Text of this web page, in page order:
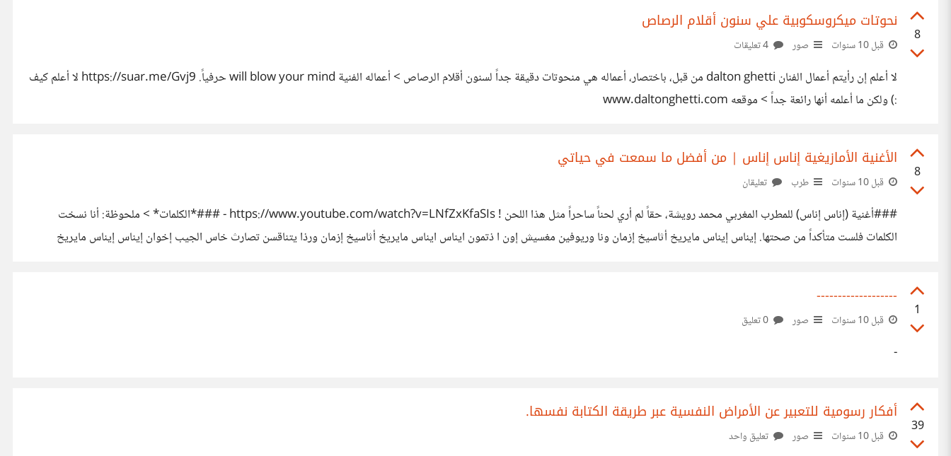
8
نحوتات ميكروسكوبية علي سنون أقلام الرصاص
قبل 10 سنوات صور
لا أعلم إن رأيتم أعمال الفنان dalton ghetti من قبل، باختصار، أعماله هي منحوتات دقيقة جداً لسنون أقلام الرصاص > أعماله الفنية will blow your mind حرفياً. https://suar.me/Gvj9 لا أعلم كيف
:) ولكن ما أعلمه أنها رائعة جداً > موقعه www.daltonghetti.com
8
الأغنية الأمازيغية إناس إناس | من أفضل ما سمعت في حياتي
قبل 10 سنوات طرب تعليقان
###أغنية (إناس إناس) للمطرب المغربي محمد رويشة، حقاً لم أري لحناً ساحراً مثل هذا اللحن ! https://www.youtube.com/watch?v=LNfZxKfaSIs - ###*الكلمات* > ملحوظة: أنا نسخت
الكلمات فلست متأكداً من صحتها. إيناس إيناس مايريخ أثاسيخ إزمان ونا وريوفين مغسيش إون ا ذتمون ايناس ايناس مايريخ أثاسيخ إزمان ورذا يتناقسن تصارث خاس الجيب إخوان إيناس إيناس مايريخ
1
-------------------
قبل 10 سنوات صور
-
39
أفكار رسومية للتعبير عن الأمراض النفسية عبر طريقة الكتابة نفسها.
قبل 10 سنوات صور تعليق واحد